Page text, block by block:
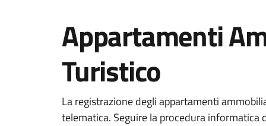
Appartamenti
Turistico
La registrazione degli appartamenti
telematica. Seguire la procedura informatica